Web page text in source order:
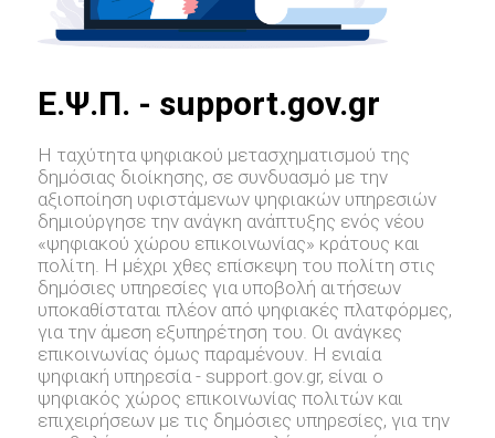
E.Ψ.Π. - support.gov.gr
Η ταχύτητα ψηφιακού μετασχηματισμού της
δημόσιας διοίκησης, σε συνδυασμό με την
αξιοποίηση υφιστάμενων ψηφιακών υπηρεσιών
δημιούργησε την ανάγκη ανάπτυξης ενός νέου
«ψηφιακού χώρου επικοινωνίας» κράτους και
πολίτη. Η μέχρι χθες επίσκεψη του πολίτη στις
δημόσιες υπηρεσίες για υποβολή αιτήσεων
υποκαθίσταται πλέον από ψηφιακές πλατφόρμες,
για την άμεση εξυπηρέτηση του. Οι ανάγκες
επικοινωνίας όμως παραμένουν. Η ενιαία
ψηφιακή υπηρεσία - support.gov.gr, είναι ο
ψηφιακός χώρος επικοινωνίας πολιτών και
επιχειρήσεων με τις δημόσιες υπηρεσίες, για την